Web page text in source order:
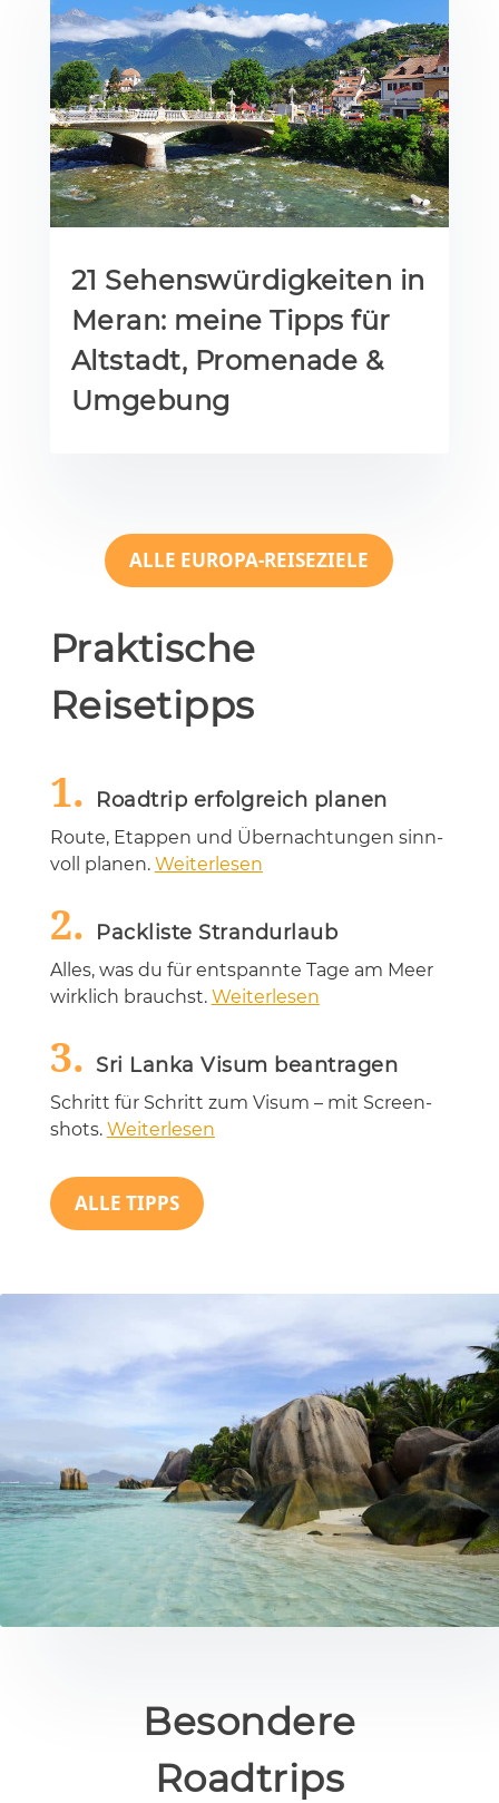
21 Sehenswürdigkeiten in
Meran: meine Tipps für
Altstadt, Promenade &
Umgebung
ALLE EUROPA-REISEZIELE
Praktische
Reisetipps
1. Roadtrip erfolgreich planen
Rou­te, Etap­pen und Über­nach­tun­gen sinn­
voll pla­nen. Weiterlesen
2. Packliste Strandurlaub
Al­les, was du für ent­spann­te Tage am Meer
wirk­lich brauchst. Weiterlesen
3. Sri Lanka Visum beantragen
Schritt für Schritt zum Vi­sum – mit Screen­
shots. Weiterlesen
ALLE TIPPS
Besondere
Roadtrips